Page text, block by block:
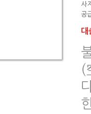
사
공
대
(